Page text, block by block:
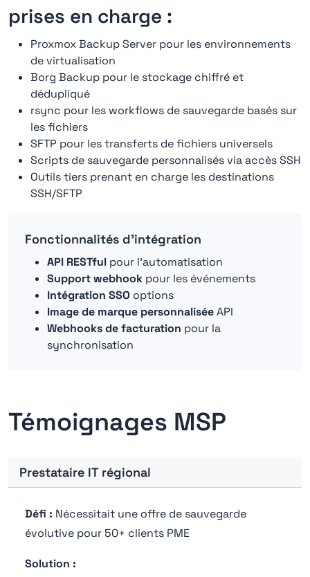
prises en charge :
Proxmox Backup Server pour les environnements
de virtualisation
Borg Backup pour le stockage chiffré et
dédupliqué
rsync pour les workflows de sauvegarde basés sur
les fichiers
SFTP pour les transferts de fichiers universels
Scripts de sauvegarde personnalisés via accès SSH
Outils tiers prenant en charge les destinations
SSH/SFTP
Fonctionnalités d'intégration
API RESTful pour l'automatisation
Support webhook pour les événements
Intégration SSO options
Image de marque personnaliséeAPI
Webhooks de facturation pour la
synchronisation
Témoignages MSP
Prestataire IT régional
Défi : Nécessitait une offre de sauvegarde
évolutive pour 50+ clients PME
Solution :